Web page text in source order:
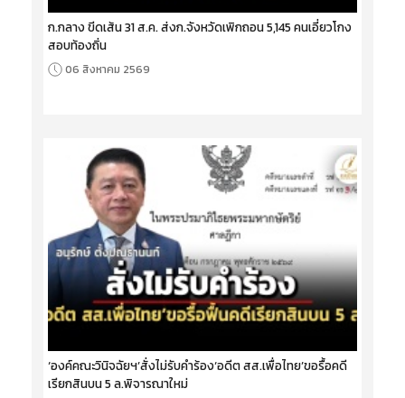
ก.กลาง ขีดเส้น 31 ส.ค. ส่งก.จังหวัดเพิกถอน 5,145 คนเอี่ยวโกง
สอบท้องถิ่น
06 สิงหาคม 2569
‘องค์คณะวินิจฉัยฯ’สั่งไม่รับคำร้อง‘อดีต สส.เพื่อไทย’ขอรื้อคดี
เรียกสินบน 5 ล.พิจารณาใหม่